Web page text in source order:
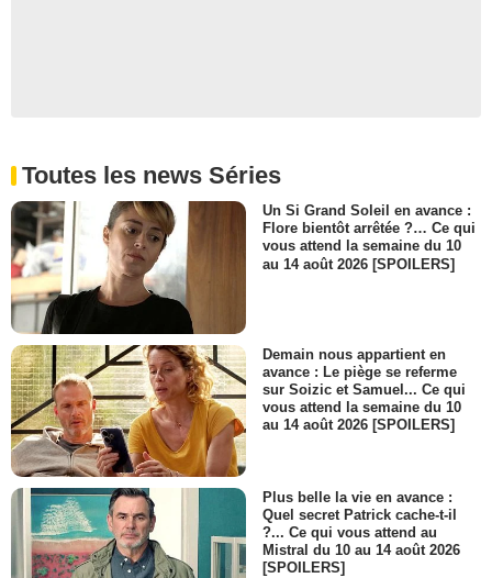
Toutes les news Séries
Un Si Grand Soleil en avance :
Flore bientôt arrêtée ?… Ce qui
vous attend la semaine du 10
au 14 août 2026 [SPOILERS]
Demain nous appartient en
avance : Le piège se referme
sur Soizic et Samuel... Ce qui
vous attend la semaine du 10
au 14 août 2026 [SPOILERS]
Plus belle la vie en avance :
Quel secret Patrick cache-t-il
?... Ce qui vous attend au
Mistral du 10 au 14 août 2026
[SPOILERS]